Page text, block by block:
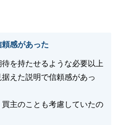
感があった
を持たせるような必要以上
えた説明で信頼感があっ
主のことも考慮していたの